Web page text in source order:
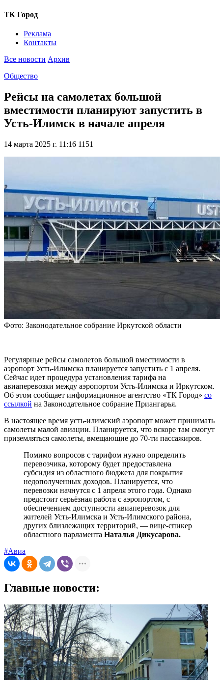
ТК Город
Реклама
Контакты
Все новости Архив
Общество
Рейсы на самолетах большой
вместимости планируют запустить в
Усть-Илимск в начале апреля
14 марта 2025 г. 11:16 1151
Фото: Законодательное собрание Иркутской области
Регулярные рейсы самолетов большой вместимости в
аэропорт Усть-Илимска планируется запустить с 1 апреля.
Сейчас идет процедура установления тарифа на
авиаперевозки между аэропортом Усть-Илимска и Иркутском.
Об этом сообщает информационное агентство «ТК Город» со
ссылкой на Законодательное собрание Приангарья.
В настоящее время усть-илимский аэропорт может принимать
самолеты малой авиации. Планируется, что вскоре там смогут
приземляться самолеты, вмещающие до 70-ти пассажиров.
Помимо вопросов с тарифом нужно определить
перевозчика, которому будет предоставлена
субсидия из областного бюджета для покрытия
недополученных доходов. Планируется, что
перевозки начнутся с 1 апреля этого года. Однако
предстоит серьёзная работа с аэропортом, с
обеспечением доступности авиаперевозок для
жителей Усть-Илимска и Усть-Илимского района,
других близлежащих территорий, — вице-спикер
областного парламента Наталья Дикусарова.
#Авиа
Главные новости: